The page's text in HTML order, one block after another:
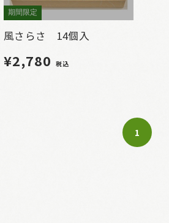
期間限定
風さらさ 14個入
¥2,780 税込
1